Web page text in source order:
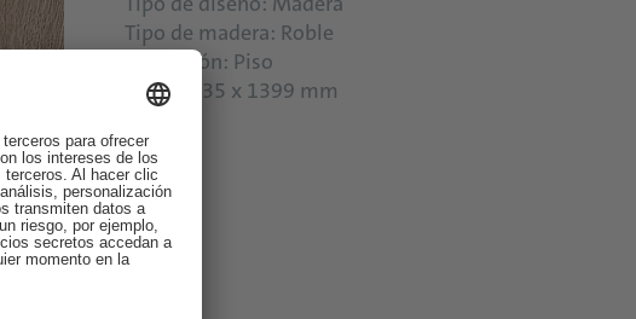
Tipo de madera: Roble
Aplicación: Piso
Talla: 2235 x 1399 mm